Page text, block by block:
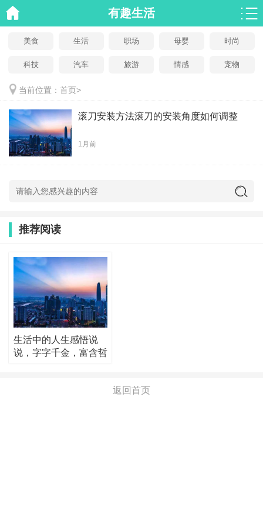
有趣生活
美食 生活 职场 母婴 时尚
科技 汽车 旅游 情感 宠物
当前位置： 首页>
滚刀安装方法滚刀的安装角度如何调整
1月前
推荐阅读
生活中的人生感悟说
说，字字千金，富含哲
返回首页